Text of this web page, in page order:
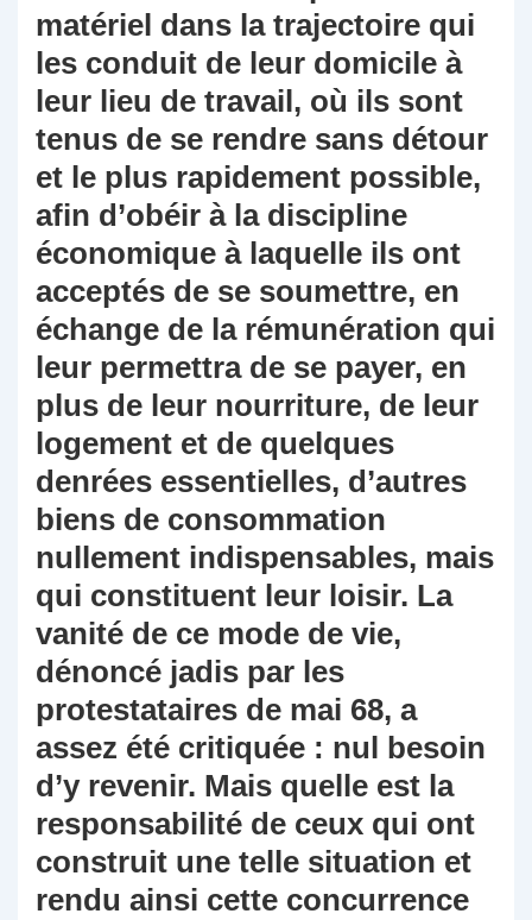
matériel dans la trajectoire qui
les conduit de leur domicile à
leur lieu de travail, où ils sont
tenus de se rendre sans détour
et le plus rapidement possible,
afin d’obéir à la discipline
économique à laquelle ils ont
acceptés de se soumettre, en
échange de la rémunération qui
leur permettra de se payer, en
plus de leur nourriture, de leur
logement et de quelques
denrées essentielles, d’autres
biens de consommation
nullement indispensables, mais
qui constituent leur loisir. La
vanité de ce mode de vie,
dénoncé jadis par les
protestataires de mai 68, a
assez été critiquée : nul besoin
d’y revenir. Mais quelle est la
responsabilité de ceux qui ont
construit une telle situation et
rendu ainsi cette concurrence